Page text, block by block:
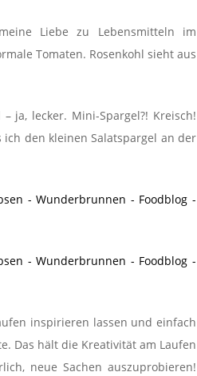
Liebe zu Lebensmitteln im
Tomaten. Rosenkohl sieht aus
ja, lecker. Mini-Spargel?! Kreisch!
den kleinen Salatspargel an der
inspirieren lassen und einfach
Das hält die Kreativität am Laufen
neue Sachen auszuprobieren!